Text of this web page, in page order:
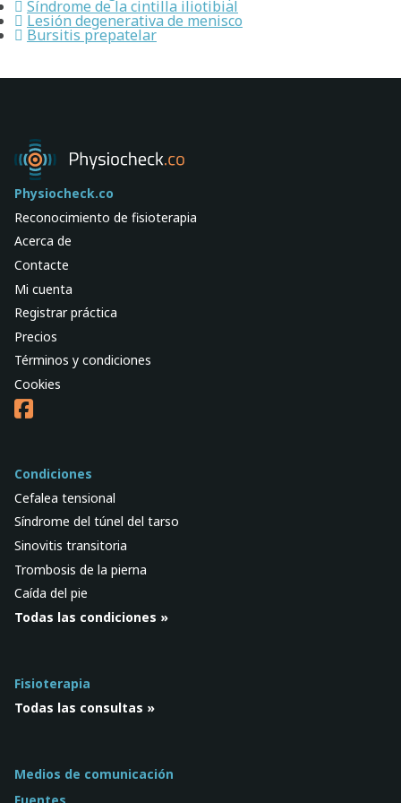
Síndrome de la cintilla iliotibial
Lesión degenerativa de menisco
Bursitis prepatelar
Physiocheck.co
Reconocimiento de fisioterapia
Acerca de
Contacte
Mi cuenta
Registrar práctica
Precios
Términos y condiciones
Cookies
Condiciones
Cefalea tensional
Síndrome del túnel del tarso
Sinovitis transitoria
Trombosis de la pierna
Caída del pie
Todas las condiciones »
Fisioterapia
Todas las consultas »
Medios de comunicación